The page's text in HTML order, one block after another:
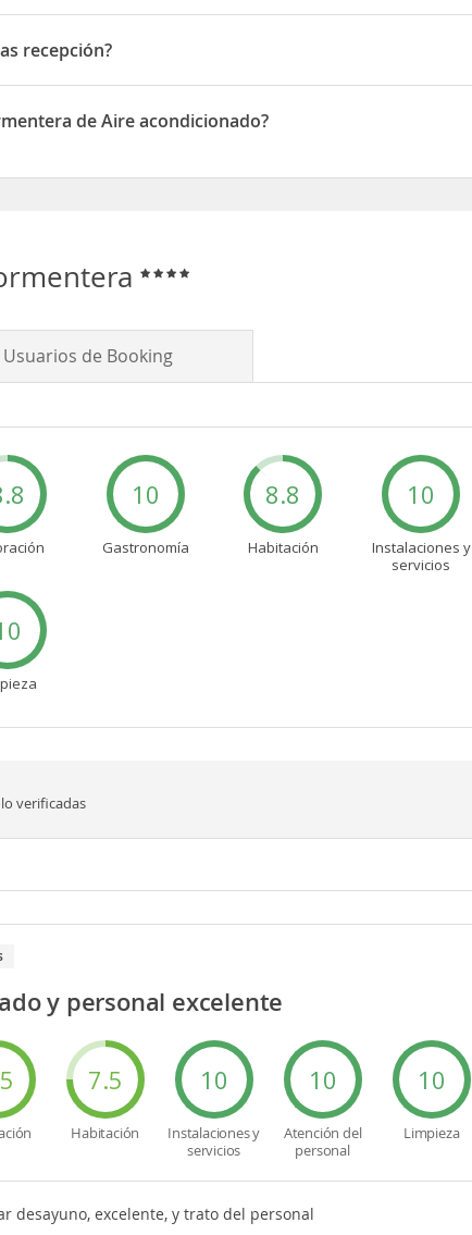
recepción?
de Aire acondicionado?
Usuarios de Booking
10
Gastronomía
8.8
Habitación
10
Instalaciones y
servicios
verificadas
y personal excelente
7.5
Habitación
10
Instalaciones y
servicios
10
Atención del
personal
10
Limpieza
desayuno, excelente, y trato del personal